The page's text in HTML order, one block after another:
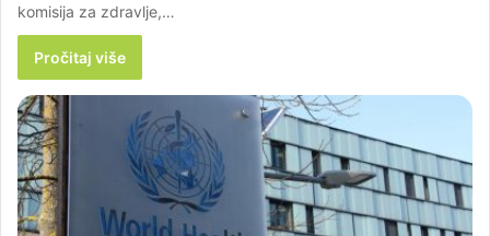
komisija za zdravlje,…
Pročitaj više